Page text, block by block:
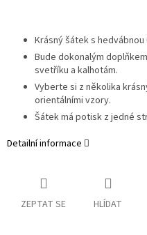
Krásný šátek s
Bude dokonalým
svetříku a kalhotám.
Vyberte si z několika
orientálními vzory.
Šátek má potisk z jedné
Detailní informace
ZEPTAT SE HLÍDAT